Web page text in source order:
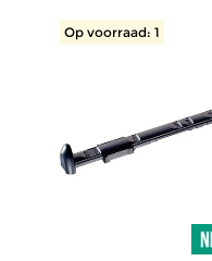
Op voorraad: 1